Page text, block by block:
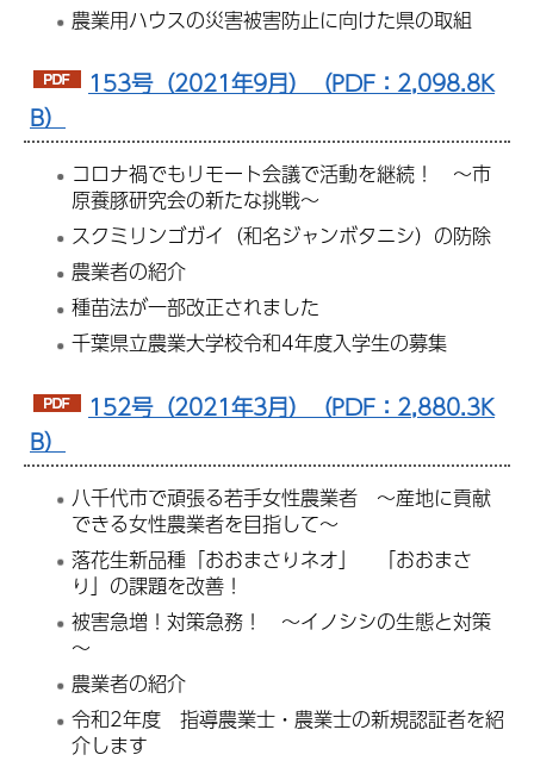
農業用ハウスの災害被害防止に向けた県の取組
153号（2021年9月）（PDF：2,098.8K
B）
コロナ禍でもリモート会議で活動を継続！ ～市
原養豚研究会の新たな挑戦～
スクミリンゴガイ（和名ジャンボタニシ）の防除
農業者の紹介
種苗法が一部改正されました
千葉県立農業大学校令和4年度入学生の募集
152号（2021年3月）（PDF：2,880.3K
B）
八千代市で頑張る若手女性農業者 ～産地に貢献
できる女性農業者を目指して～
落花生新品種「おおまさりネオ」 「おおまさ
り」の課題を改善！
被害急増！対策急務！ ～イノシシの生態と対策
～
農業者の紹介
令和2年度 指導農業士・農業士の新規認証者を紹
介します